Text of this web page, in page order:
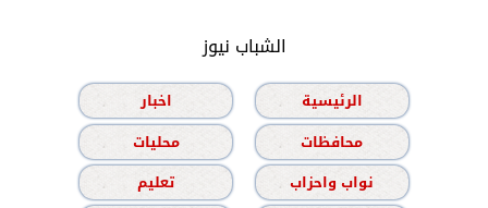
الشباب نيوز
الرئيسية
اخبار
محافظات
محليات
نواب واحزاب
تعليم